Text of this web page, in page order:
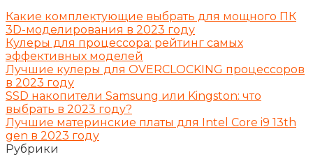
Какие комплектующие выбрать для мощного ПК
3D-моделирования в 2023 году
Кулеры для процессора: рейтинг самых
эффективных моделей
Лучшие кулеры для OVERCLOCKING процессоров
в 2023 году
SSD накопители Samsung или Kingston: что
выбрать в 2023 году?
Лучшие материнские платы для Intel Core i9 13th
gen в 2023 году
Рубрики